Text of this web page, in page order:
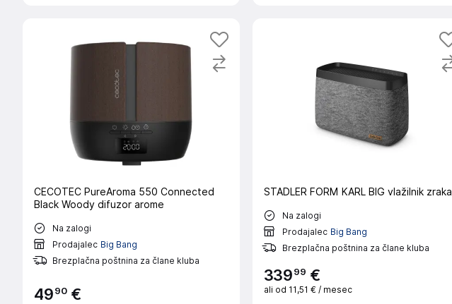
CECOTEC PureAroma 550 Connected
Black Woody difuzor arome
Na zalogi
Prodajalec Big Bang
Brezplačna poštnina za člane kluba
4990 €
STADLER FORM KARL BIG vlažilnik zraka
Na zalogi
Prodajalec Big Bang
Brezplačna poštnina za člane kluba
33999 €
ali od 11,51 € / mesec